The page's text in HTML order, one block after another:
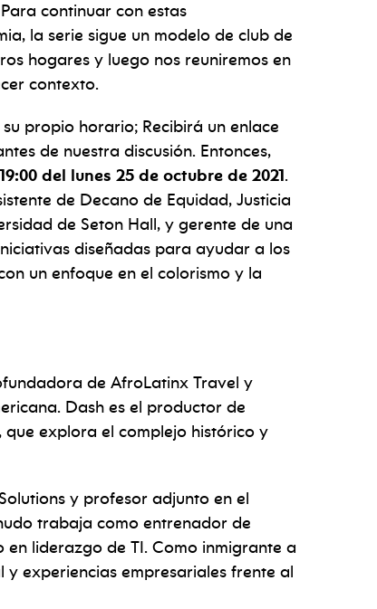
continuar con estas
la serie sigue un modelo de club de
hogares y luego nos reuniremos en
contexto.
su propio horario; Recibirá un enlace
de nuestra discusión. Entonces,
19:00 del lunes 25 de octubre de 2021.
de Decano de Equidad, Justicia
de Seton Hall, y gerente de una
diseñadas para ayudar a los
un enfoque en el colorismo y la
de AfroLatinx Travel y
Dash es el productor de
, que explora el complejo histórico y
y profesor adjunto en el
trabaja como entrenador de
liderazgo de TI. Como inmigrante a
y experiencias empresariales frente al